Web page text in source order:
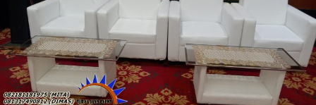
DAN